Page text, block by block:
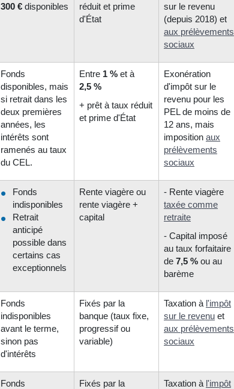
300 € disponibles
réduit et prime
d'État
sur le revenu
(depuis 2018) et
aux prélèvements
sociaux
Fonds
disponibles, mais
si retrait dans les
deux premières
années, les
intérêts sont
ramenés au taux
du CEL.
Entre 1 % et à
2,5 %
+ prêt à taux réduit
et prime d'État
Exonération
d'impôt sur le
revenu pour les
PEL de moins de
12 ans, mais
imposition aux
prélèvements
sociaux
Fonds
indisponibles
Retrait
anticipé
possible dans
certains cas
exceptionnels
Rente viagère ou
rente viagère +
capital
- Rente viagère
taxée comme
retraite
- Capital imposé
au taux forfaitaire
de 7,5 % ou au
barème
Fonds
indisponibles
avant le terme,
sinon pas
d'intérêts
Fixés par la
banque (taux fixe,
progressif ou
variable)
Taxation à l'impôt
sur le revenu et
aux prélèvements
sociaux
Fonds
Fixés par la
Taxation à l'impôt